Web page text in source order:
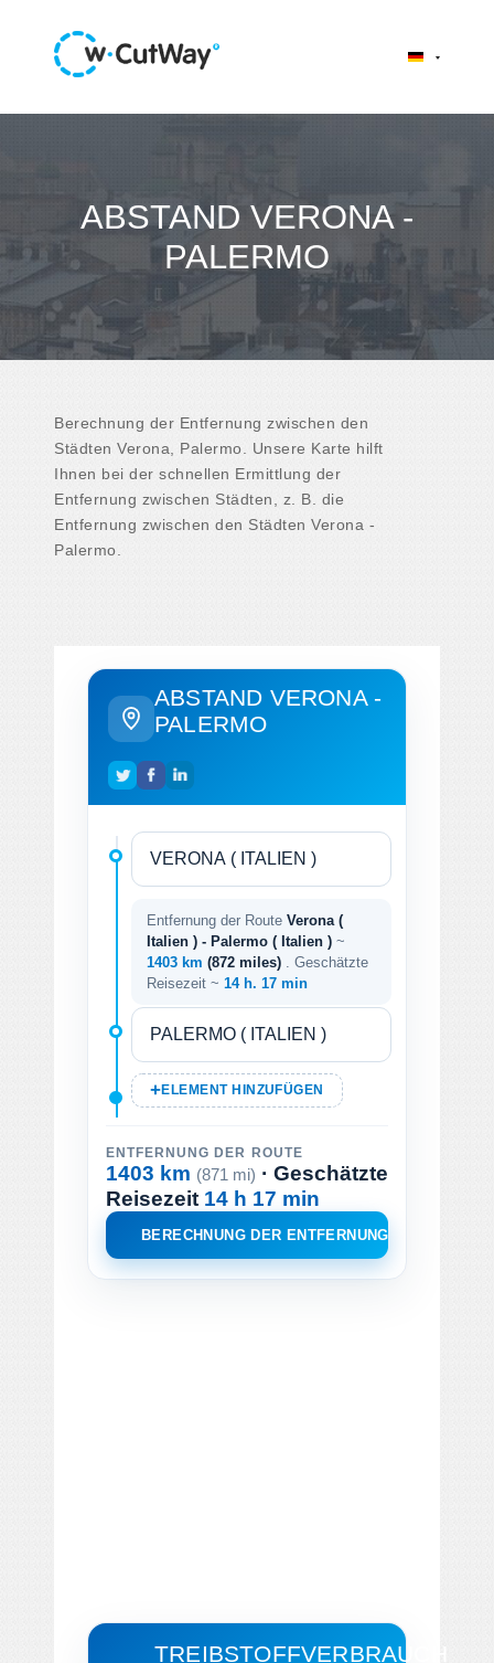
ABSTAND VERONA -
PALERMO
Berechnung der Entfernung zwischen den
Städten Verona, Palermo. Unsere Karte hilft
Ihnen bei der schnellen Ermittlung der
Entfernung zwischen Städten, z. B. die
Entfernung zwischen den Städten Verona -
Palermo.
ABSTAND VERONA -
PALERMO
Entfernung der Route Verona (
Italien ) - Palermo ( Italien ) ~
1403 km (872 miles)
. Geschätzte
Reisezeit ~ 14 h. 17 min
ELEMENT HINZUFÜGEN
ENTFERNUNG DER ROUTE
1403 km (871 mi) · Geschätzte
Reisezeit 14 h 17 min
BERECHNUNG DER ENTFERNUNG
TREIBSTOFFVERBRAUCH